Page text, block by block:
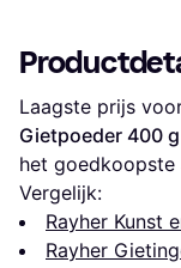
Laagste prijs
Gietpoeder 400
het goedkoopste
Vergelijk:
Rayher Kunst
Rayher